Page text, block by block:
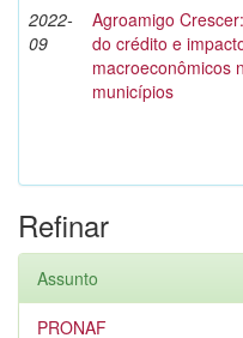
2022-
09
Agroamigo
do crédito e
macroeconômicos
municípios
Refinar
Assunto
PRONAF